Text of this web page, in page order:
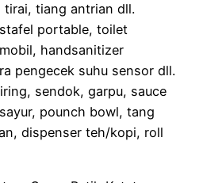
tirai, tiang antrian dll.
portable, toilet
handsanitizer
pengecek suhu sensor dll.
sendok, garpu, sauce
pounch bowl, tang
dispenser teh/kopi, roll